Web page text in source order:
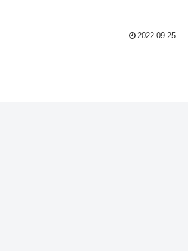
2022.09.25